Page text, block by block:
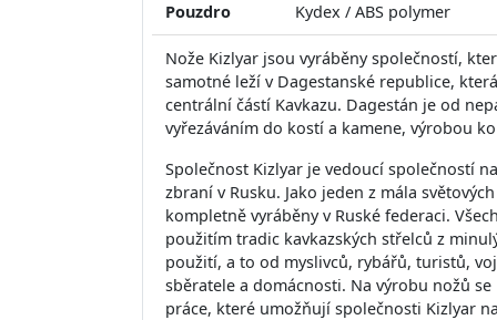
Pouzdro
Kydex / ABS polymer
Nože Kizlyar jsou vyráběny společností,
samotné leží v Dagestanské republice,
centrální částí Kavkazu. Dagestán je od
vyřezáváním do kostí a kamene, výrobou
Společnost Kizlyar je vedoucí společností
zbraní v Rusku. Jako jeden z mála
kompletně vyráběny v Ruské federaci.
použitím tradic kavkazských střelců z
použití, a to od myslivců, rybářů, turistů,
sběratele a domácnosti. Na výrobu nožů
práce, které umožňují společnosti Kizlyar